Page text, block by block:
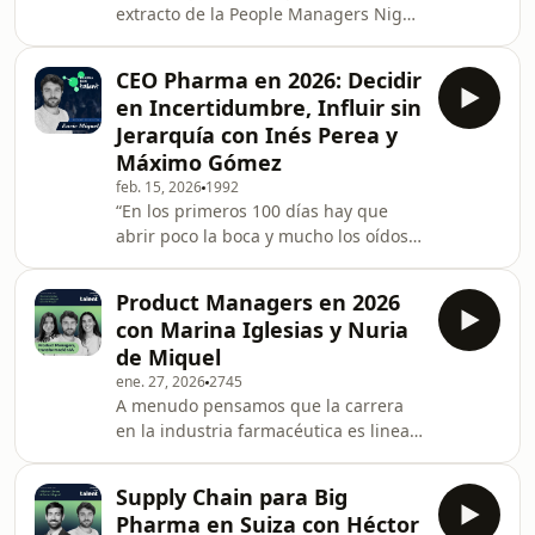
últimos 7 meses. Tres perfiles del
sector: Médico, Marketing y ventas,
que han vivido desde dentro The
CEO’s Journey, y que comparten qué
pasa
extracto de la People Managers Night
los procesos de selección en pharma
en 2026. Desde la definición del perfil
antes de publicar una vacante hasta
el papel del ATS, los headhunters, el
hiring manager y la experiencia del
candidato. Una conversación muy
práctica sobre señales del mercado,
errores fr
CEO Pharma en 2026: Decidir
en Incertidumbre, Influir sin
Jerarquía con Inés Perea y
Máximo Gómez
feb. 15, 2026 1992
“En los primeros 100 días hay que
abrir poco la boca y mucho los oídos.”
Dirección General en 2026: influencia,
lectura estratégica del entorno y
comunicación ejecutiva. Hablamos de
los primeros 100 días, del nuevo
marco regulatorio europeo, de la IA
como entorno y de las competencias
que marcarán la diferencia en el
talento pharma. Minut
Product Managers en 2026
con Marina Iglesias y Nuria
de Miquel
ene. 27, 20262745
A menudo pensamos que la carrera
en la industria farmacéutica es lineal,
Hoy nos sentamos dos Product
Supply Chain para Big
Pharma en Suiza con Héctor